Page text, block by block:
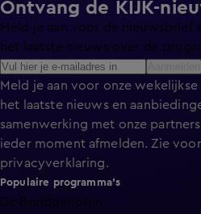
Ontvang de KIJK-
Meld je aan voor de nieuwsbrief
het laatste nieuws over de
Meld je aan voor onze
het laatste nieuws en
samenwerking met onze
ieder moment afmelden. Zie
privacyverklaring.
Populaire programma's
De Bondgenoten